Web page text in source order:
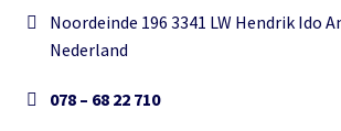
Noordeinde 196 3341 LW Hendrik Ido
Nederland
078 – 68 22 710